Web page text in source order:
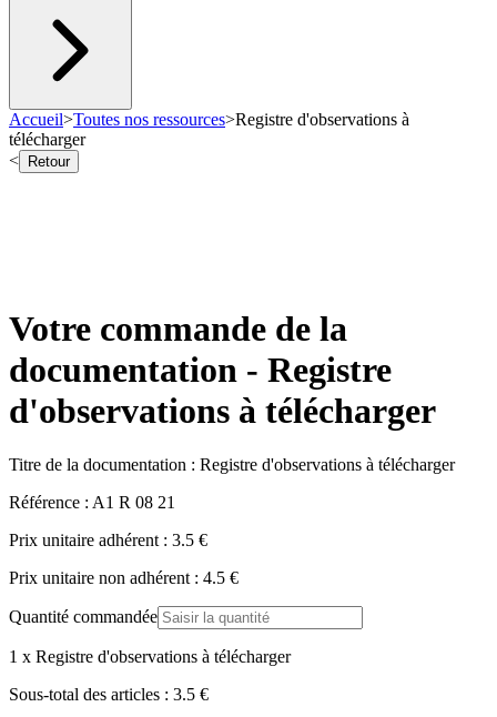
Accueil>Toutes nos ressources>Registre d'observations à
télécharger
<
Retour
Votre commande de la
documentation - Registre
d'observations à télécharger
Titre de la documentation : Registre d'observations à télécharger
Référence : A1 R 08 21
Prix unitaire adhérent : 3.5 €
Prix unitaire non adhérent : 4.5 €
Quantité commandée
1 x Registre d'observations à télécharger
Sous-total des articles : 3.5 €